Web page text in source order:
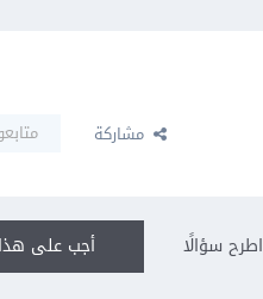
مشاركة
أجب على اطرح سؤالًا